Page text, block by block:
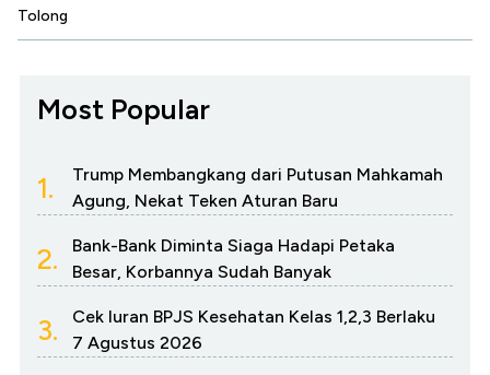
Tolong
Most Popular
1.
Trump Membangkang dari Putusan Mahkamah
Agung, Nekat Teken Aturan Baru
2.
Bank-Bank Diminta Siaga Hadapi Petaka
Besar, Korbannya Sudah Banyak
3.
Cek Iuran BPJS Kesehatan Kelas 1,2,3 Berlaku
7 Agustus 2026